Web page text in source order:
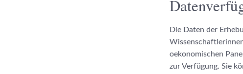
Die Daten der
oekonomischen
zur Verfügung. Sie